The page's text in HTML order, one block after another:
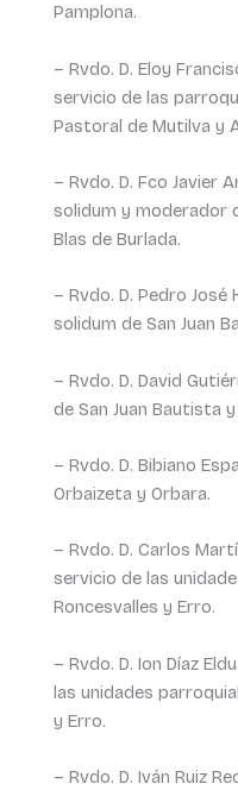
Pamplona.
– Rvdo. D. Eloy
servicio de las
Pastoral de Mutilva y
– Rvdo. D. Fco Javier
solidum y moderador
Blas de Burlada.
– Rvdo. D. Pedro
solidum de San Juan
– Rvdo. D. David
de San Juan Bautista
– Rvdo. D. Bibiano
Orbaizeta y Orbara.
– Rvdo. D. Carlos
servicio de las
Roncesvalles y Erro.
– Rvdo. D. Ion Díaz
las unidades
y Erro.
– Rvdo. D. Iván Ruiz